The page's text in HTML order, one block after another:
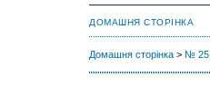
ДОМАШНЯ СТОРІНКА
Домашня сторінка > № 25